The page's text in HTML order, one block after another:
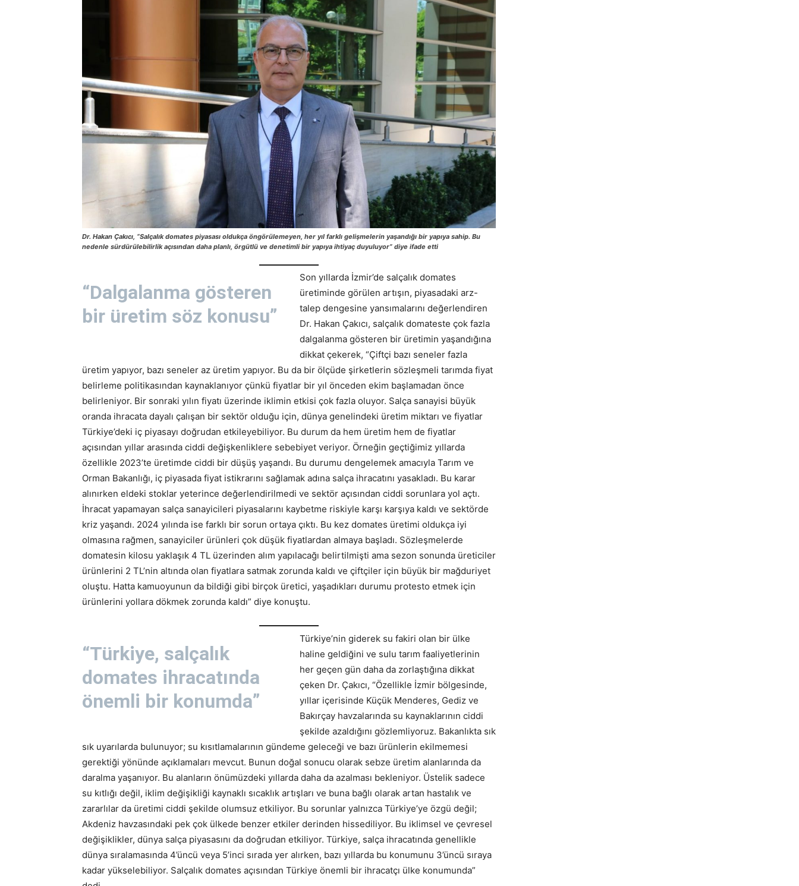
Dr. Hakan Çakıcı, “Salçalık domates piyasası oldukça öngörülemeyen, her yıl farklı gelişmelerin yaşandığı bir yapıya sahip. Bu
nedenle sürdürülebilirlik açısından daha planlı, örgütlü ve denetimli bir yapıya ihtiyaç duyuluyor” diye ifade etti
“Dalgalanma gösteren
bir üretim söz konusu”
Son yıllarda İzmir’de salçalık domates
üretiminde görülen artışın, piyasadaki arz-
talep dengesine yansımalarını değerlendiren
Dr. Hakan Çakıcı, salçalık domateste çok fazla
dalgalanma gösteren bir üretimin yaşandığına
dikkat çekerek, “Çiftçi bazı seneler fazla
üretim yapıyor, bazı seneler az üretim yapıyor. Bu da bir ölçüde şirketlerin sözleşmeli tarımda fiyat
belirleme politikasından kaynaklanıyor çünkü fiyatlar bir yıl önceden ekim başlamadan önce
belirleniyor. Bir sonraki yılın fiyatı üzerinde iklimin etkisi çok fazla oluyor. Salça sanayisi büyük
oranda ihracata dayalı çalışan bir sektör olduğu için, dünya genelindeki üretim miktarı ve fiyatlar
Türkiye’deki iç piyasayı doğrudan etkileyebiliyor. Bu durum da hem üretim hem de fiyatlar
açısından yıllar arasında ciddi değişkenliklere sebebiyet veriyor. Örneğin geçtiğimiz yıllarda
özellikle 2023’te üretimde ciddi bir düşüş yaşandı. Bu durumu dengelemek amacıyla Tarım ve
Orman Bakanlığı, iç piyasada fiyat istikrarını sağlamak adına salça ihracatını yasakladı. Bu karar
alınırken eldeki stoklar yeterince değerlendirilmedi ve sektör açısından ciddi sorunlara yol açtı.
İhracat yapamayan salça sanayicileri piyasalarını kaybetme riskiyle karşı karşıya kaldı ve sektörde
kriz yaşandı. 2024 yılında ise farklı bir sorun ortaya çıktı. Bu kez domates üretimi oldukça iyi
olmasına rağmen, sanayiciler ürünleri çok düşük fiyatlardan almaya başladı. Sözleşmelerde
domatesin kilosu yaklaşık 4 TL üzerinden alım yapılacağı belirtilmişti ama sezon sonunda üreticiler
ürünlerini 2 TL’nin altında olan fiyatlara satmak zorunda kaldı ve çiftçiler için büyük bir mağduriyet
oluştu. Hatta kamuoyunun da bildiği gibi birçok üretici, yaşadıkları durumu protesto etmek için
ürünlerini yollara dökmek zorunda kaldı” diye konuştu.
“Türkiye, salçalık
domates ihracatında
önemli bir konumda”
Türkiye’nin giderek su fakiri olan bir ülke
haline geldiğini ve sulu tarım faaliyetlerinin
her geçen gün daha da zorlaştığına dikkat
çeken Dr. Çakıcı, “Özellikle İzmir bölgesinde,
yıllar içerisinde Küçük Menderes, Gediz ve
Bakırçay havzalarında su kaynaklarının ciddi
şekilde azaldığını gözlemliyoruz. Bakanlıkta sık
sık uyarılarda bulunuyor; su kısıtlamalarının gündeme geleceği ve bazı ürünlerin ekilmemesi
gerektiği yönünde açıklamaları mevcut. Bunun doğal sonucu olarak sebze üretim alanlarında da
daralma yaşanıyor. Bu alanların önümüzdeki yıllarda daha da azalması bekleniyor. Üstelik sadece
su kıtlığı değil, iklim değişikliği kaynaklı sıcaklık artışları ve buna bağlı olarak artan hastalık ve
zararlılar da üretimi ciddi şekilde olumsuz etkiliyor. Bu sorunlar yalnızca Türkiye’ye özgü değil;
Akdeniz havzasındaki pek çok ülkede benzer etkiler derinden hissediliyor. Bu iklimsel ve çevresel
değişiklikler, dünya salça piyasasını da doğrudan etkiliyor. Türkiye, salça ihracatında genellikle
dünya sıralamasında 4’üncü veya 5’inci sırada yer alırken, bazı yıllarda bu konumunu 3’üncü sıraya
kadar yükselebiliyor. Salçalık domates açısından Türkiye önemli bir ihracatçı ülke konumunda”